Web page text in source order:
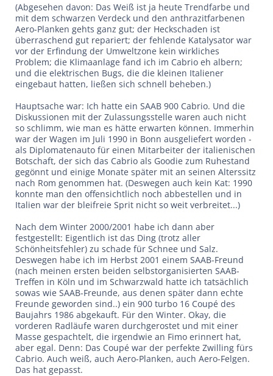
(Abgesehen davon: Das Weiß ist ja heute Trendfarbe und
mit dem schwarzen Verdeck und den anthrazitfarbenen
Aero-Planken gehts ganz gut; der Heckschaden ist
überraschend gut repariert; der fehlende Katalysator war
vor der Erfindung der Umweltzone kein wirkliches
Problem; die Klimaanlage fand ich im Cabrio eh albern;
und die elektrischen Bugs, die die kleinen Italiener
eingebaut hatten, ließen sich schnell beheben.)
Hauptsache war: Ich hatte ein SAAB 900 Cabrio. Und die
Diskussionen mit der Zulassungsstelle waren auch nicht
so schlimm, wie man es hätte erwarten können. Immerhin
war der Wagen im Juli 1990 in Bonn ausgeliefert worden -
als Diplomatenauto für einen Mitarbeiter der italienischen
Botschaft, der sich das Cabrio als Goodie zum Ruhestand
gegönnt und einige Monate später mit an seinen Alterssitz
nach Rom genommen hat. (Deswegen auch kein Kat: 1990
konnte man den offensichtlich noch abbestellen und in
Italien war der bleifreie Sprit nicht so weit verbreitet...)
Nach dem Winter 2000/2001 habe ich dann aber
festgestellt: Eigentlich ist das Ding (trotz aller
Schönheitsfehler) zu schade für Schnee und Salz.
Deswegen habe ich im Herbst 2001 einem SAAB-Freund
(nach meinen ersten beiden selbstorganisierten SAAB-
Treffen in Köln und im Schwarzwald hatte ich tatsächlich
sowas wie SAAB-Freunde, aus denen später dann echte
Freunde geworden sind..) ein 900 turbo 16 Coupé des
Baujahrs 1986 abgekauft. Für den Winter. Okay, die
vorderen Radläufe waren durchgerostet und mit einer
Masse gespachtelt, die irgendwie an Fimo erinnert hat,
aber egal. Denn: Das Coupé war der perfekte Zwilling fürs
Cabrio. Auch weiß, auch Aero-Planken, auch Aero-Felgen.
Das hat gepasst.